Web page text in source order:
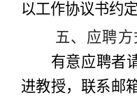
以工作协议书约定
五、应聘方
有意应聘者
进教授，联系邮箱